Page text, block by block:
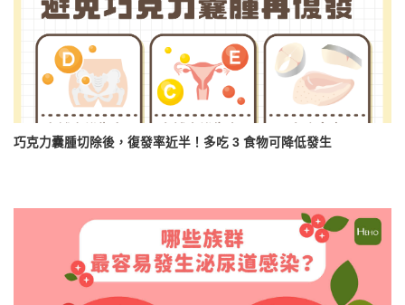
巧克力囊腫切除後，復發率近半！多吃 3 食物可降低發生